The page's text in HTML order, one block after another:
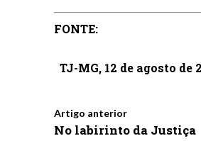
FONTE:
TJ-MG, 12 de agosto de
Artigo anterior
No labirinto da Justiça